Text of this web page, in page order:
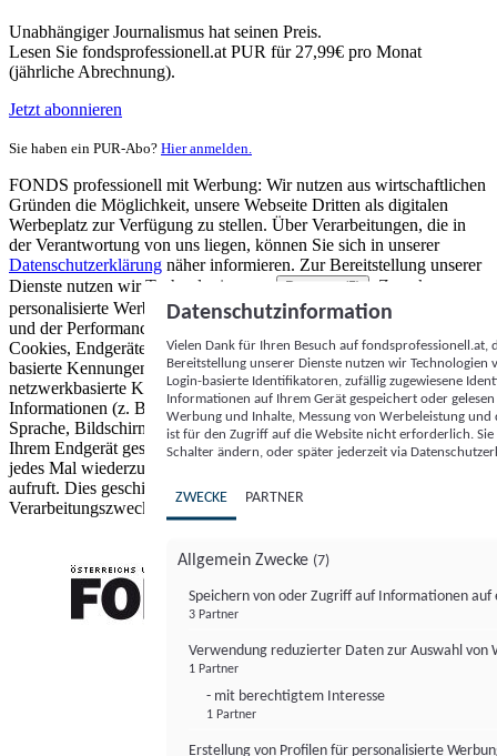
Unabhängiger Journalismus hat seinen Preis.
Lesen Sie fondsprofessionell.at PUR für 27,99€ pro Monat
(jährliche Abrechnung).
Jetzt abonnieren
Sie haben ein PUR-Abo? Hier anmelden.
FONDS professionell mit Werbung: Wir nutzen aus wirtschaftlichen
Gründen die Möglichkeit, unsere Webseite Dritten als digitalen
Werbeplatz zur Verfügung zu stellen. Über Verarbeitungen, die in
der Verantwortung von uns liegen, können Sie sich in unserer
Datenschutzerklärung näher informieren. Zur Bereitstellung unserer
Dienste nutzen wir Technologien von
Partnern (5)
. Zwecke:
personalisierte Werbung und Inhalte, Messung von Werbeleistung
und der Performance von Inhalten sowie Zielgruppenforschung.
Cookies, Endgeräte- oder ähnliche Online-Kennungen (z. B. login-
basierte Kennungen, zufällig generierte Kennungen,
netzwerkbasierte Kennungen) können zusammen mit anderen
Informationen (z. B. Browsertyp und Browserinformationen,
Sprache, Bildschirmgröße, unterstützte Technologien usw.) auf
Ihrem Endgerät gespeichert oder von dort ausgelesen werden, um es
jedes Mal wiederzuerkennen, wenn es eine App oder einer Webseite
aufruft. Dies geschieht für einen oder mehrere der hier aufgeführten
Verarbeitungszwecke.
Datenschutzinformation
Vielen Dank für Ihren Besuch auf
Bereitstellung unserer Dienste nutzen wir Technologien
Login-basierte Identifikatoren, zufällig zugewiesene
Informationen auf Ihrem Gerät gespeichert oder
Werbung und Inhalte, Messung von Werbeleistung
ist für den Zugriff auf die Website nicht erforderlich.
Schalter ändern, oder später jederzeit via
ZWECKE PARTNER
Allgemein Zwecke (7)
Speichern von oder Zugriff auf Informationen auf
3 Partner
Verwendung reduzierter Daten zur Auswahl von
1 Partner
- mit berechtigtem Interesse
1 Partner
Erstellung von Profilen für personalisierte
FONDS professionell